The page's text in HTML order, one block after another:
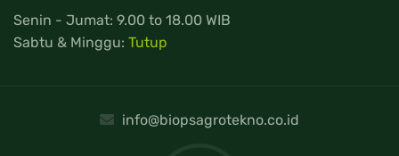
Senin - Jumat: 9.00 to 18.00 WIB
Sabtu & Minggu: Tutup
info@biopsagrotekno.co.id